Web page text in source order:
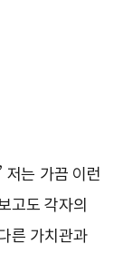
저는 가끔 이런
고도 각자의
른 가치관과